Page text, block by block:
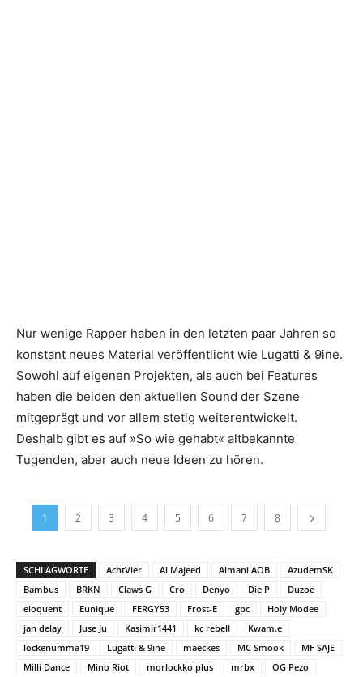
Nur wenige Rapper haben in den letzten paar Jahren so
konstant neues Material veröffentlicht wie Lugatti & 9ine.
Sowohl auf eigenen Projekten, als auch bei Features
haben die beiden den aktuellen Sound der Szene
mitgeprägt und vor allem stetig weiterentwickelt.
Deshalb gibt es auf »So wie gehabt« altbekannte
Tugenden, aber auch neue Ideen zu hören.
1 2 3 4 5 6 7 8
SCHLAGWORTE AchtVier Al Majeed Almani AOB
AzudemSK
Bambus
BRKN Claws G Cro Denyo Die P
Duzoe
eloquent
Eunique FERGY53 Frost-E gpc
Holy Modee
jan delay
Juse Ju Kasimir1441 kc rebell
Kwam.e
lockenumma19
Lugatti & 9ine maeckes MC Smook
MF SAJE
Milli Dance
Mino Riot morlockko plus mrbx
OG Pezo